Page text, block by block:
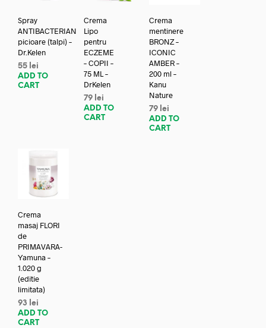
Spray
ANTIBACTERIAN
picioare (talpi) –
Dr.Kelen
55 lei
ADD TO
CART
Crema
Lipo
pentru
ECZEME
– COPII –
75 ML –
DrKelen
79 lei
ADD TO
CART
Crema
mentinere
BRONZ –
ICONIC
AMBER –
200 ml –
Kanu
Nature
79 lei
ADD TO
CART
Crema
masaj FLORI
de
PRIMAVARA-
Yamuna –
1.020 g
(editie
limitata)
93
lei
ADD TO
CART